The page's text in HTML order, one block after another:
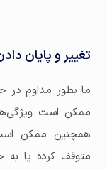
تغییر و پایان
ما بطور مداوم در
ممکن است
همچنین ممکن
متوقف کرده یا به